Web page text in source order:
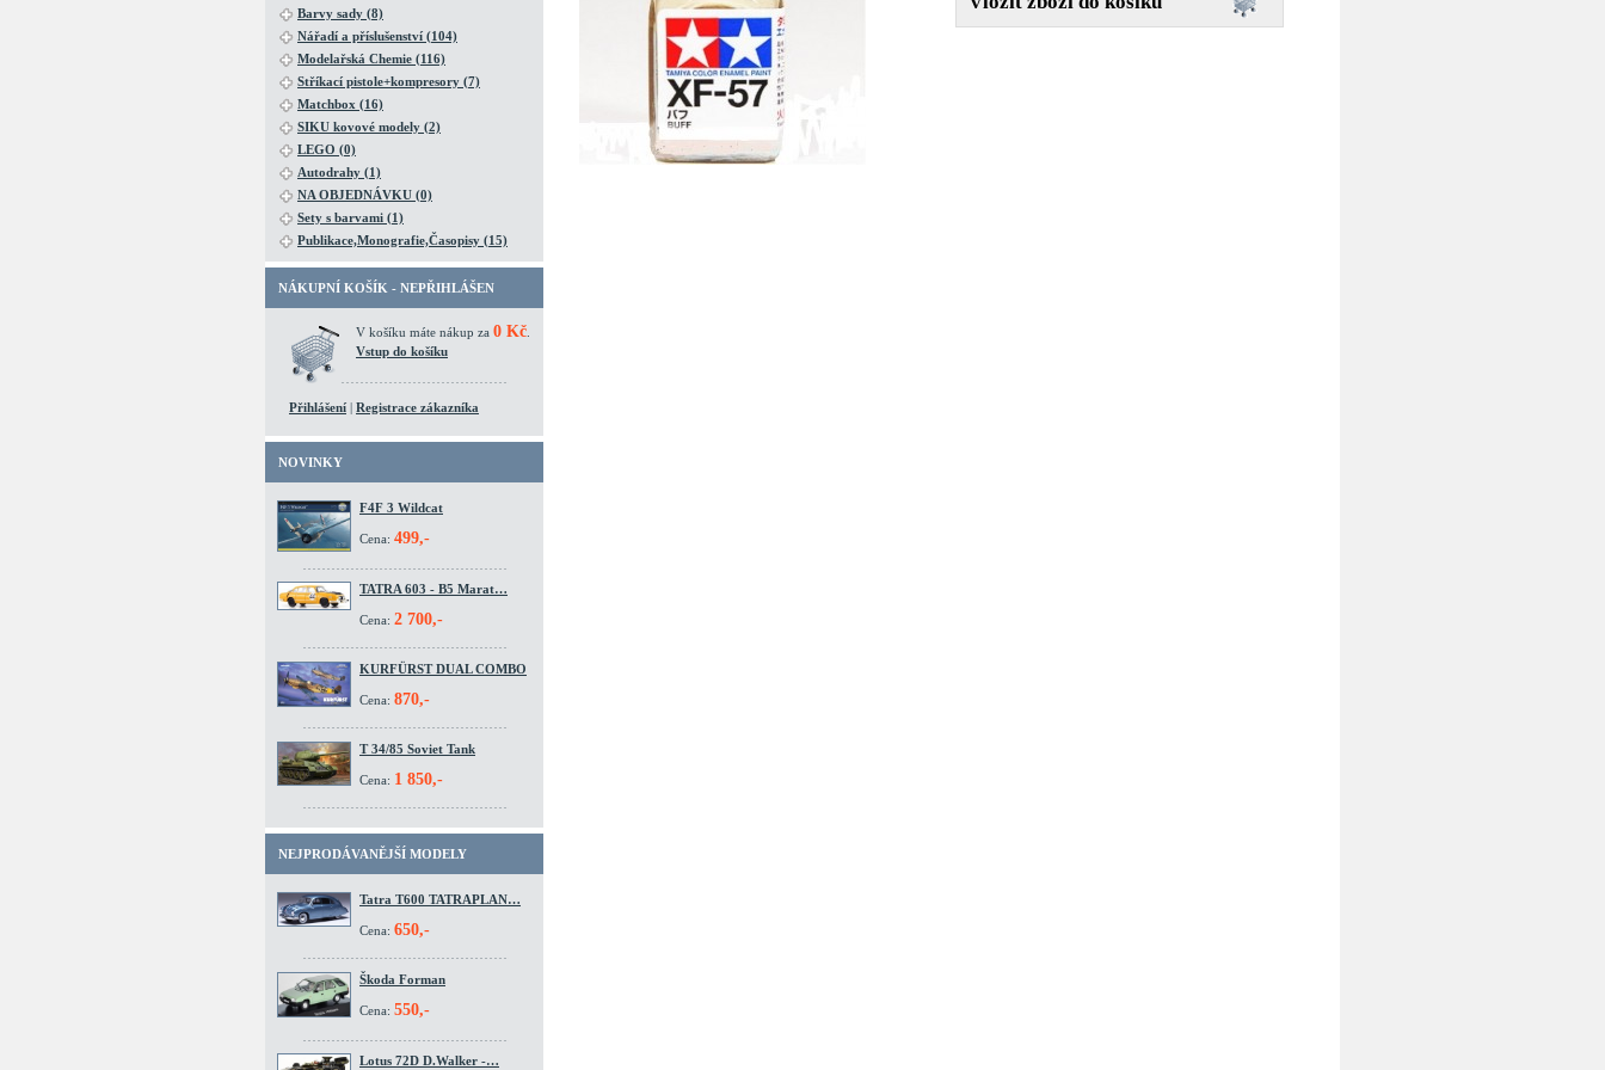
Barvy sady (8)
Nářadí a příslušenství (104)
Modelařská Chemie (116)
Stříkací pistole+kompresory (7)
Matchbox (16)
SIKU kovové modely (2)
LEGO (0)
Autodrahy (1)
NA OBJEDNÁVKU (0)
Sety s barvami (1)
Publikace,Monografie,Časopisy (15)
NÁKUPNÍ KOŠÍK - NEPŘIHLÁŠEN
V košíku máte nákup za 0 Kč
Vstup do košíku
Přihlášení | Registrace zákazníka
NOVINKY
F4F 3 Wildcat
Cena: 499,-
TATRA 603 - B5 Marat…
Cena: 2 700,-
KURFÜRST DUAL COMBO
Cena: 870,-
T 34/85 Soviet Tank
Cena: 1 850,-
NEJPRODÁVANĚJŠÍ MODELY
Tatra T600 TATRAPLAN…
Cena: 650,-
Škoda Forman
Cena: 550,-
Lotus 72D D.Walker -…